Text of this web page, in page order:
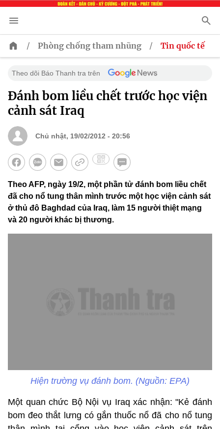
/ Phòng chống tham nhũng / Tin quốc tế
Theo dõi Báo Thanh tra trên
Đánh bom liều chết trước học viện
cảnh sát Iraq
Chủ nhật, 19/02/2012 - 20:56
Theo AFP, ngày 19/2, một phần tử đánh bom liều chết
đã cho nổ tung thân mình trước một học viện cảnh sát
ở thủ đô Baghdad của Iraq, làm 15 người thiệt mạng
và 20 người khác bị thương.
Hiện trường vụ đánh bom. (Nguồn: EPA)
Một quan chức Bộ Nội vụ Iraq xác nhận: "Kẻ đánh
bom đeo thắt lưng có gắn thuốc nổ đã cho nổ tung